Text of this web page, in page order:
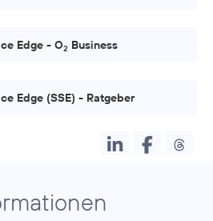
Edge - O2 Business
Edge (SSE) - Ratgeber